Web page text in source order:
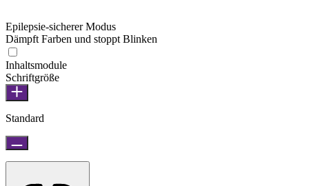
Epilepsie-sicherer Modus
Dämpft Farben und stoppt Blinken
Inhaltsmodule
Schriftgröße
Standard